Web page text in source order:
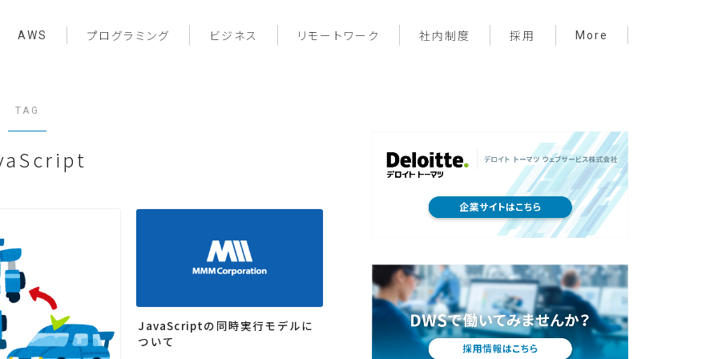
AWS プログラミング ビジネス リモートワーク 社内制度 採用 More
サーバーレス
プライベート
メンバー紹介
TAG
JavaScriptの同時実行モデルに
ついて